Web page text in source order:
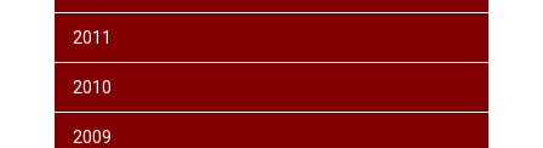
2011
2010
2009